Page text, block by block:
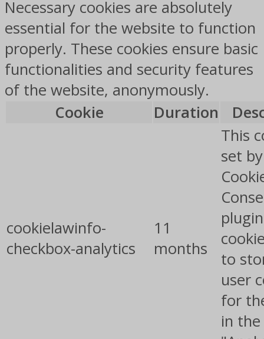
Necessary cookies are absolutely
essential for the website to function
properly. These cookies ensure basic
functionalities and security features
of the website, anonymously.
Cookie
Duration
cookielawinfo-
checkbox-analytics
11
months
This
set
to
user
for
in